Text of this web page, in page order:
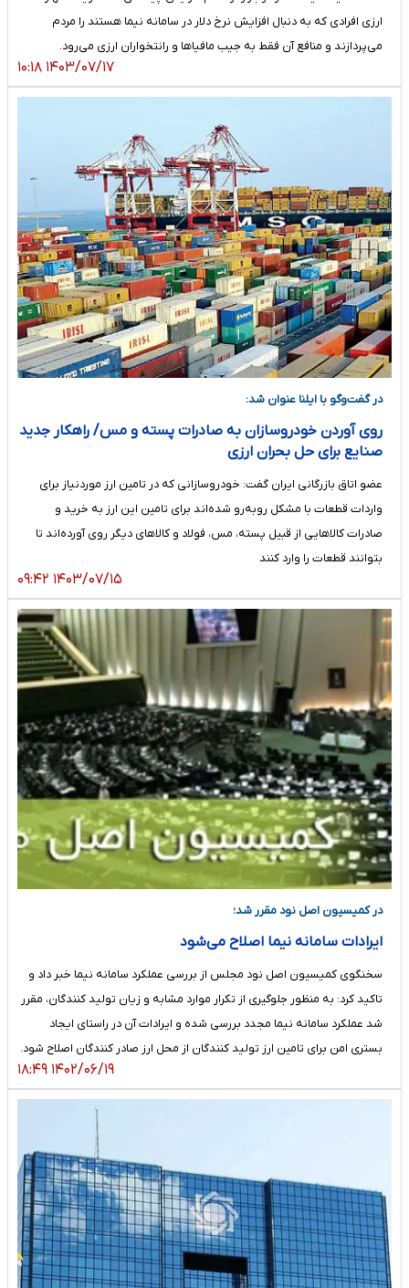
ارزی افرادی که به دنبال افزایش نرخ دلار در سامانه نیما هستند را مردم
می‌پردازند و منافع آن فقط به جیب مافیاها و رانتخواران ارزی می‌رود.
۱۴۰۳/۰۷/۱۷ ۱۰:۱۸
در گفت‌وگو با ایلنا عنوان شد:
روی آوردن خودروسازان به صادرات پسته و مس/ راهکار جدید
صنایع برای حل بحران ارزی
عضو اتاق بازرگانی ایران گفت: خودروسازانی که در تامین ارز موردنیاز برای
واردات قطعات با مشکل روبه‌رو شده‌اند برای تامین این ارز به خرید و
صادرات کالاهایی از قبیل پسته، مس، فولاد و کالاهای دیگر روی آورده‌اند تا
بتوانند قطعات را وارد کنند
۱۴۰۳/۰۷/۱۵ ۰۹:۴۲
در کمیسیون اصل نود مقرر شد؛
ایرادات سامانه نیما اصلاح می‌شود
سخنگوی کمیسیون اصل نود مجلس از بررسی عملکرد سامانه نیما خبر داد و
تاکید کرد: به منظور جلوگیری از تکرار موارد مشابه و زیان تولید کنندگان، مقرر
شد عملکرد سامانه نیما مجدد بررسی شده و ایرادات آن در راستای ایجاد
بستری امن برای تامین ارز تولید کنندگان از محل ارز صادر کنندگان اصلاح شود.
۱۴۰۲/۰۶/۱۹ ۱۸:۴۹